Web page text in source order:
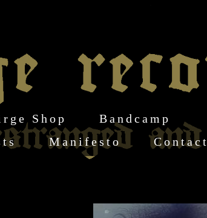
Shop
Bandcamp
Manifesto Contact